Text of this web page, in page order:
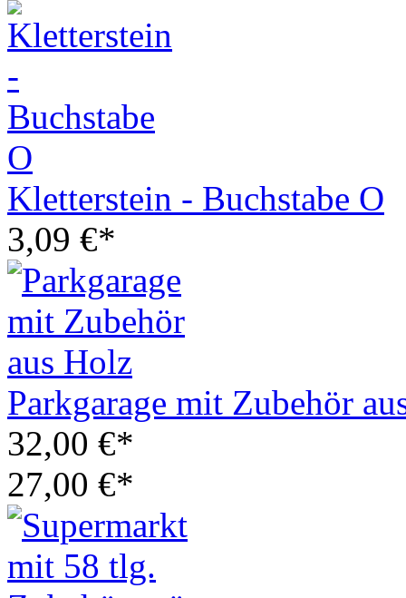
Kletterstein - Buchstabe O
3,09 €*
Parkgarage mit Zubehör
32,00 €*
27,00 €*